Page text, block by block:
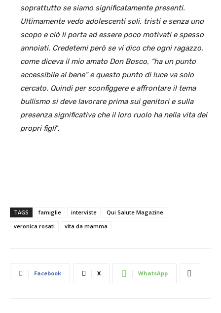
soprattutto se siamo significatamente presenti.
Ultimamente vedo adolescenti soli, tristi e senza uno
scopo e ciò li porta ad essere poco motivati e spesso
annoiati. Credetemi però se vi dico che ogni ragazzo,
come diceva il mio amato Don Bosco, “ha un punto
accessibile al bene” e questo punto di luce va solo
cercato. Quindi per sconfiggere e affrontare il tema
bullismo si deve lavorare prima sui genitori e sulla
presenza significativa che il loro ruolo ha nella vita dei
propri figli“.
TAGS famiglie interviste
Qui Salute Magazine
veronica rosati
vita da mamma
Facebook X WhatsApp